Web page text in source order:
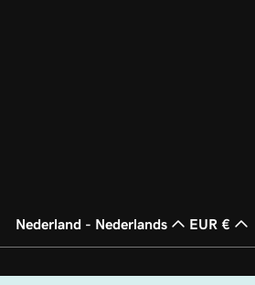
Nederland - Nederlands EUR €